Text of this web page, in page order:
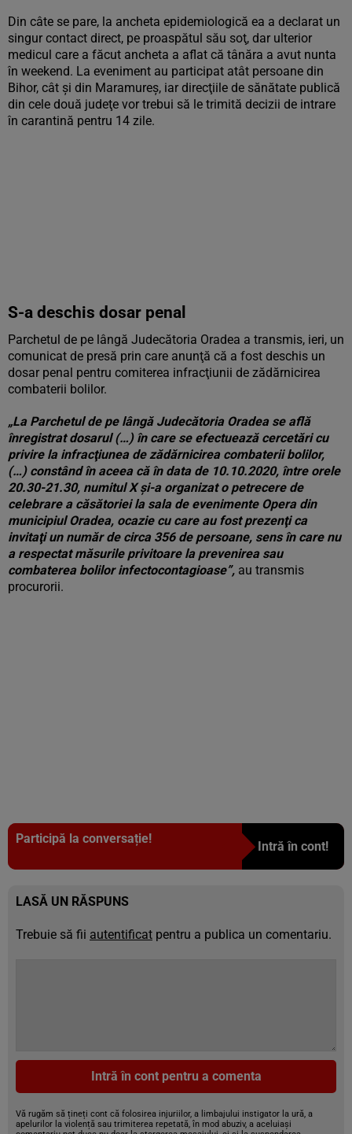
Din câte se pare, la ancheta epidemiologică ea a declarat un
singur contact direct, pe proaspătul său soţ, dar ulterior
medicul care a făcut ancheta a aflat că tânăra a avut nunta
în weekend. La eveniment au participat atât persoane din
Bihor, cât şi din Maramureş, iar direcţiile de sănătate publică
din cele două judeţe vor trebui să le trimită decizii de intrare
în carantină pentru 14 zile.
S-a deschis dosar penal
Parchetul de pe lângă Judecătoria Oradea a transmis, ieri, un
comunicat de presă prin care anunţă că a fost deschis un
dosar penal pentru comiterea infracţiunii de zădărnicirea
combaterii bolilor.
„La Parchetul de pe lângă Judecătoria Oradea se află
înregistrat dosarul (…) în care se efectuează cercetări cu
privire la infracţiunea de zădărnicirea combaterii bolilor,
(…) constând în aceea că în data de 10.10.2020, între orele
20.30-21.30, numitul X şi-a organizat o petrecere de
celebrare a căsătoriei la sala de evenimente Opera din
municipiul Oradea, ocazie cu care au fost prezenţi ca
invitaţi un număr de circa 356 de persoane, sens în care nu
a respectat măsurile privitoare la prevenirea sau
combaterea bolilor infectocontagioase”, au transmis
procurorii.
Participă la conversație!
Intră în cont!
LASĂ UN RĂSPUNS
Trebuie să fii autentificat pentru a publica un comentariu.
Intră în cont pentru a comenta
Vă rugăm să țineți cont că folosirea injuriilor, a limbajului instigator la ură, a
apelurilor la violență sau trimiterea repetată, în mod abuziv, a aceluiași